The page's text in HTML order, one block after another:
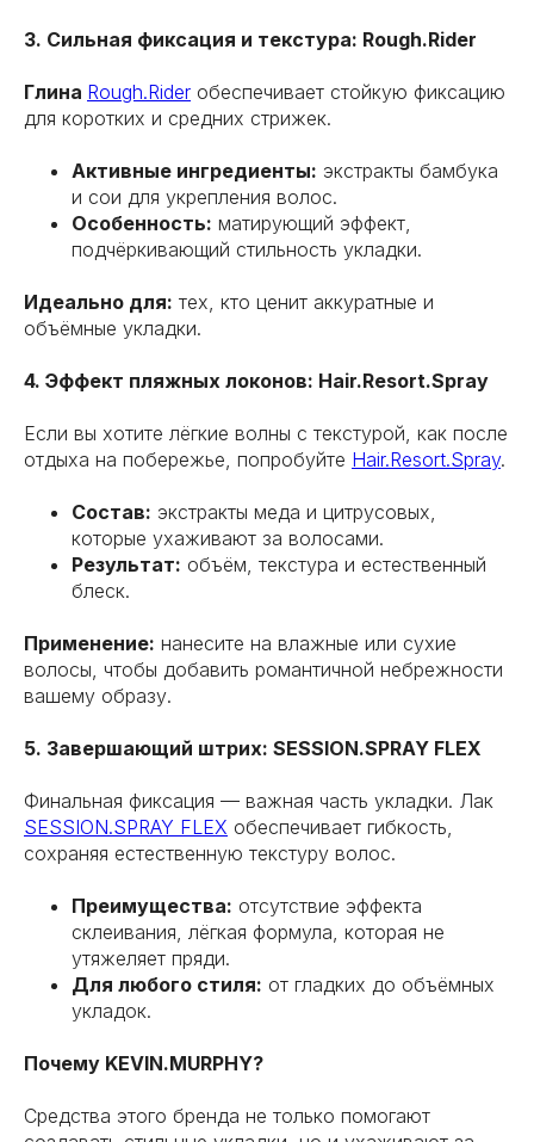
3. Сильная фиксация и текстура: Rough.Rider
Глина Rough.Rider обеспечивает стойкую фиксацию
для коротких и средних стрижек.
Активные ингредиенты: экстракты бамбука
и сои для укрепления волос.
Особенность: матирующий эффект,
подчёркивающий стильность укладки.
Идеально для: тех, кто ценит аккуратные и
объёмные укладки.
4. Эффект пляжных локонов: Hair.Resort.Spray
Если вы хотите лёгкие волны с текстурой, как после
отдыха на побережье, попробуйте Hair.Resort.Spray.
Состав: экстракты меда и цитрусовых,
которые ухаживают за волосами.
Результат: объём, текстура и естественный
блеск.
Применение: нанесите на влажные или сухие
волосы, чтобы добавить романтичной небрежности
вашему образу.
5. Завершающий штрих: SESSION.SPRAY FLEX
Финальная фиксация — важная часть укладки. Лак
SESSION.SPRAY FLEX обеспечивает гибкость,
сохраняя естественную текстуру волос.
Преимущества: отсутствие эффекта
склеивания, лёгкая формула, которая не
утяжеляет пряди.
Для любого стиля: от гладких до объёмных
укладок.
Почему KEVIN.MURPHY?
Средства этого бренда не только помогают